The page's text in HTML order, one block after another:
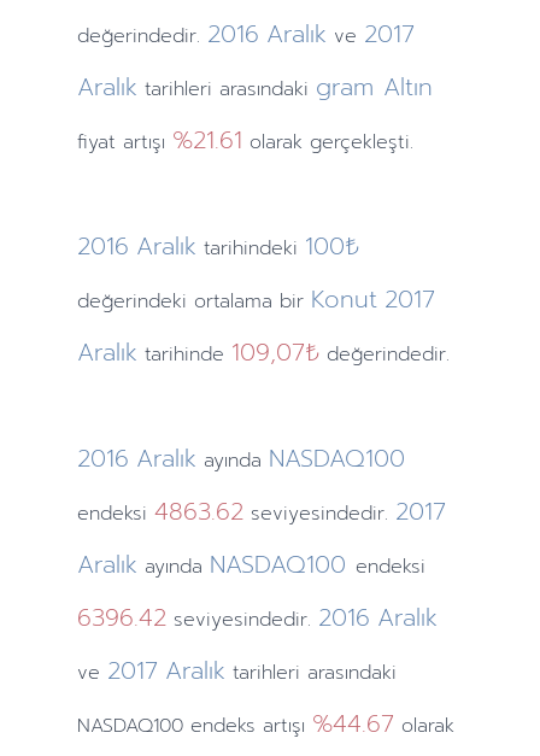
değerindedir. 2016 Aralık ve 2017
Aralık tarihleri arasındaki gram Altın
fiyat artışı %21.61 olarak gerçekleşti.
2016 Aralık tarihindeki 100₺
değerindeki ortalama bir Konut 2017
Aralık tarihinde 109,07₺ değerindedir.
2016 Aralık ayında NASDAQ100
endeksi 4863.62seviyesindedir. 2017
Aralık ayında NASDAQ100 endeksi
6396.42seviyesindedir. 2016 Aralık
ve 2017 Aralık tarihleri arasındaki
NASDAQ100 endeks artışı %44.67 olarak